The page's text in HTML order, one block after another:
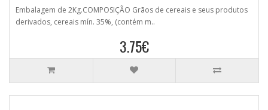
Embalagem de 2Kg.COMPOSIÇÃO Grãos de cereais e seus produtos
derivados, cereais mín. 35%, (contém m..
3.75€